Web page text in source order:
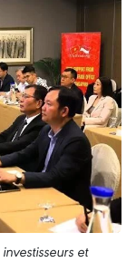
et